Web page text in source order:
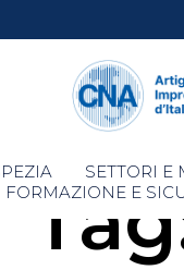
SETTORI E
FORMAZIONE E